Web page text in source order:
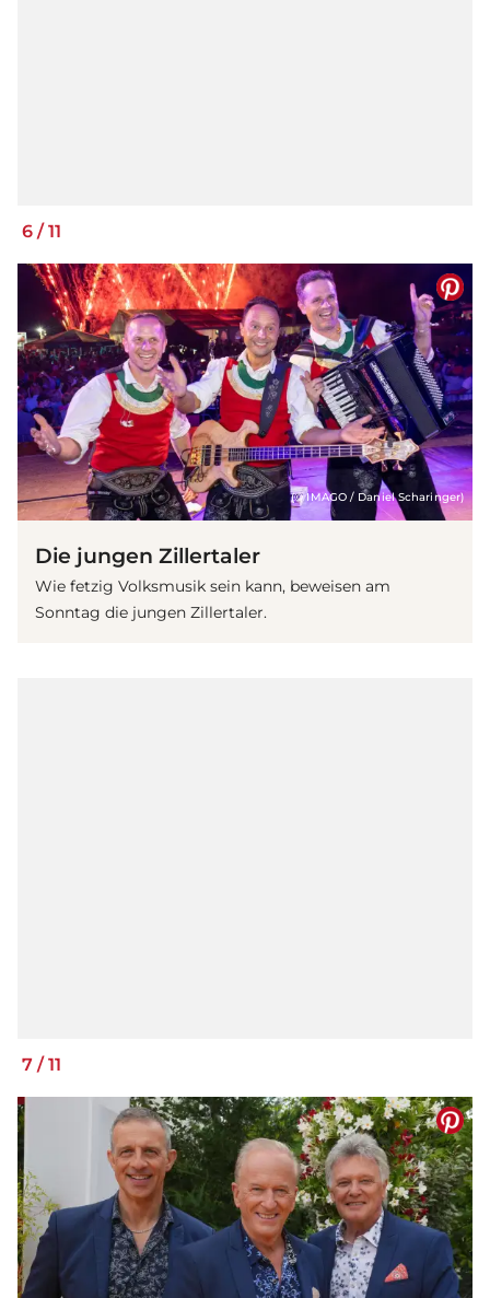
6 /11
(© IMAGO / Daniel Scharinger)
Die jungen Zillertaler
Wie fetzig Volksmusik sein kann, beweisen am
Sonntag die jungen Zillertaler.
7 /11